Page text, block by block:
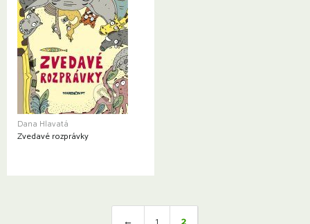
Dana Hlavatá
Zvedavé rozprávky